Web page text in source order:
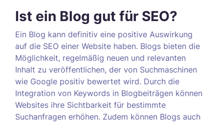
Ist ein Blog gut für SEO?
Ein Blog kann definitiv eine positive Auswirkung
auf die SEO einer Website haben. Blogs bieten die
Möglichkeit, regelmäßig neuen und relevanten
Inhalt zu veröffentlichen, der von Suchmaschinen
wie Google positiv bewertet wird. Durch die
Integration von Keywords in Blogbeiträgen können
Websites ihre Sichtbarkeit für bestimmte
Suchanfragen erhöhen. Zudem können Blogs auch